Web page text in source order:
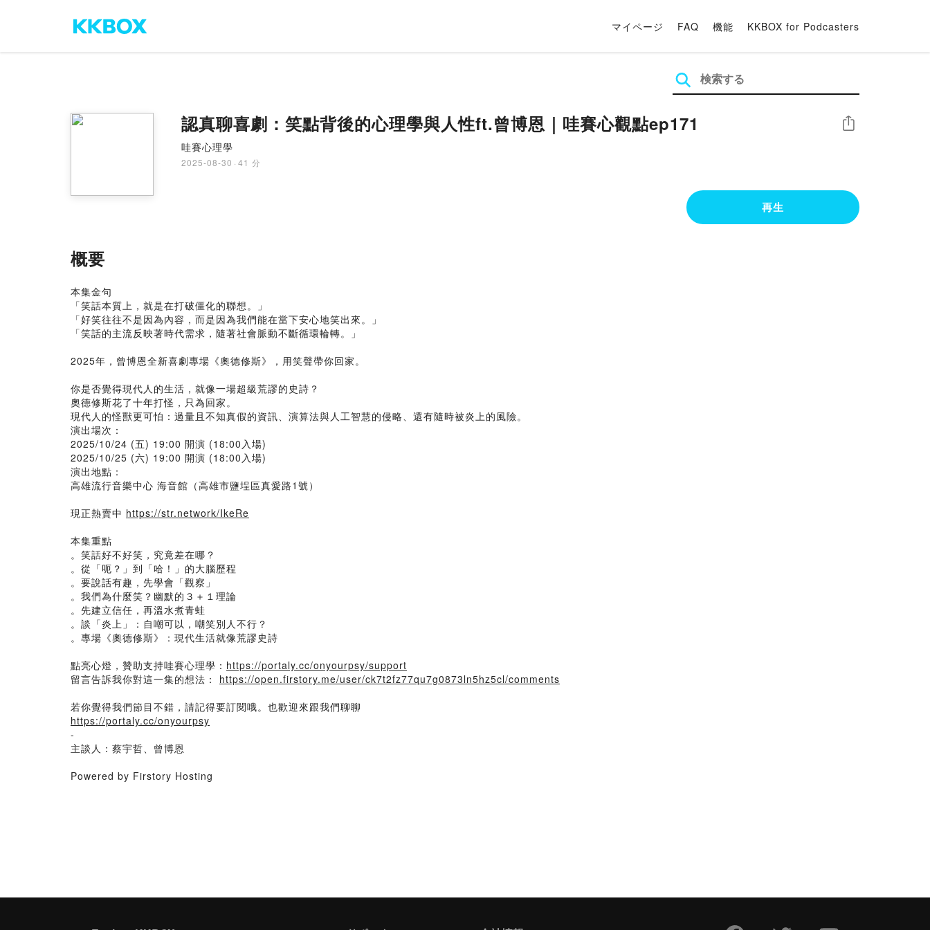
マイページ FAQ 機能 KKBOX for Podcasters
認真聊喜劇：笑點背後的心理學與人性ft.曾博恩｜哇賽心觀點ep171
哇賽心理學
2025-08-30 · 41 分
シェア
再生
概要
本集金句
「笑話本質上，就是在打破僵化的聯想。」
「好笑往往不是因為內容，而是因為我們能在當下安心地笑出來。」
「笑話的主流反映著時代需求，隨著社會脈動不斷循環輪轉。」
2025年，曾博恩全新喜劇專場《奧德修斯》，用笑聲帶你回家。
你是否覺得現代人的生活，就像一場超級荒謬的史詩？
奧德修斯花了十年打怪，只為回家。
現代人的怪獸更可怕：過量且不知真假的資訊、演算法與人工智慧的侵略、還有隨時被炎上的風險。
演出場次：
2025/10/24 (五) 19:00 開演 (18:00入場)
2025/10/25 (六) 19:00 開演 (18:00入場)
演出地點：
高雄流行音樂中心 海音館（高雄市鹽埕區真愛路1號）
現正熱賣中 https://str.network/IkeRe
本集重點
。笑話好不好笑，究竟差在哪？
。從「呃？」到「哈！」的大腦歷程
。要說話有趣，先學會「觀察」
。我們為什麼笑？幽默的３＋１理論
。先建立信任，再溫水煮青蛙
。談「炎上」：自嘲可以，嘲笑別人不行？
。專場《奧德修斯》：現代生活就像荒謬史詩
點亮心燈，贊助支持哇賽心理學： https://portaly.cc/onyourpsy/support
留言告訴我你對這一集的想法： https://open.firstory.me/user/ck7t2fz77qu7g0873ln5hz5cl/comments
若你覺得我們節目不錯，請記得要訂閱哦。也歡迎來跟我們聊聊
https://portaly.cc/onyourpsy
-
主談人：蔡宇哲、曾博恩
Powered by Firstory Hosting